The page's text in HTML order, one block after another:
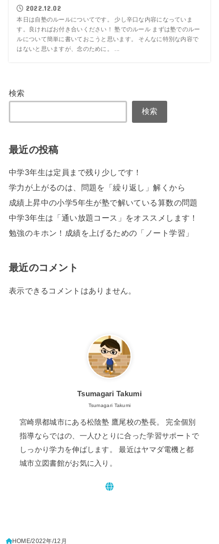
2022.12.02
本日は自塾のルールについてです。 少し辛口な内容になっていま
す。良ければお付き合いください！ 塾でのルール まずは塾でのルー
ルについて簡単に書いておこうと思います。 そんなに特別な内容で
はないと思いますが、念のために。 ...
検索
検索
最近の投稿
中学3年生は定員まで残り少しです！
学力が上がるのは、問題を「繰り返し」解くから
成績上昇中の小学5年生が塾で解いている算数の問題
中学3年生は「通い放題コース」をオススメします！
勉強のキホン！成績を上げるための「ノート学習」
最近のコメント
表示できるコメントはありません。
Tsumagari Takumi
Tsumagari Takumi
宮崎県都城市にある松陰塾 鷹尾校の塾長。 完全個別
指導ならではの、一人ひとりに合った学習サポートで
しっかり学力を伸ばします。 最近はヤマダ電機と都
城市立図書館がお気に入り。
HOME 2022年 12月